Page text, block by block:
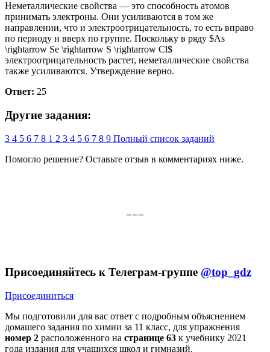
Неметаллические свойства — это способность атомов
принимать электроны. Они усиливаются в том же
направлении, что и электроотрицательность, то есть вправо
по периоду и вверх по группе. Поскольку в ряду $As
\rightarrow Se \rightarrow S \rightarrow Cl$
электроотрицательность растет, неметаллические свойства
также усиливаются. Утверждение верно.
Ответ: 25
Другие задания:
3 4 5 6 7 8 1 2 3 4 5 6 7 8 9 Полный список заданий
Помогло решение? Оставьте отзыв в комментариях ниже.
Присоединяйтесь к Телеграм-группе @top_gdz
Присоединиться
Мы подготовили для вас ответ c подробным объяснением
домашего задания по химии за 11 класс, для упражнения
номер 2 расположенного на странице 63 к учебнику 2021
года издания для учащихся школ и гимназий.